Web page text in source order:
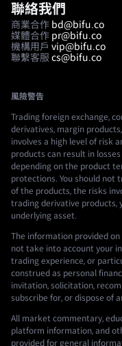
聯絡我們
商業合作 bd@bifu.co
媒體合作 pr@bifu.co
機構用戶 vip@bifu.co
聯繫客服 cs@bifu.co
風險警告
Trading foreign exchange,
derivatives, margin
involves a high level of risk
products can result in
depending on the product
protections. You should not
of the products, the risks
trading derivative products,
underlying asset.
The information provided
not take into account your
trading experience, or
construed as personal
invitation, solicitation,
subscribe for, or dispose of
All market commentary,
platform information, and
provided for general